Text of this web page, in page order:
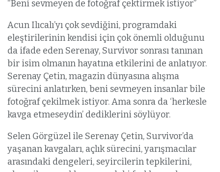
“Beni sevmeyen de fotoğraf çektirmek istiyor”
Acun Ilıcalı’yı çok sevdiğini, programdaki
eleştirilerinin kendisi için çok önemli olduğunu
da ifade eden Serenay, Survivor sonrası tanınan
bir isim olmanın hayatına etkilerini de anlatıyor.
Serenay Çetin, magazin dünyasına alışma
sürecini anlatırken, beni sevmeyen insanlar bile
fotoğraf çekilmek istiyor. Ama sonra da ‘herkesle
kavga etmeseydin’ dediklerini söylüyor.
Selen Görgüzel ile Serenay Çetin, Survivor’da
yaşanan kavgaları, açlık sürecini, yarışmacılar
arasındaki dengeleri, seyircilerin tepkilerini,